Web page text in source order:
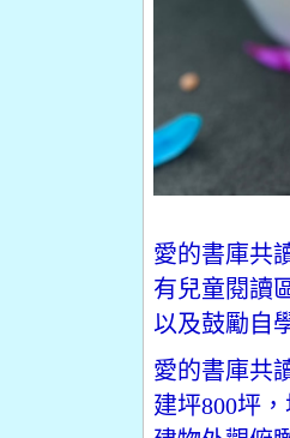
愛的書庫共
有兒童閱讀
以及鼓勵自
愛的書庫共
建坪800坪